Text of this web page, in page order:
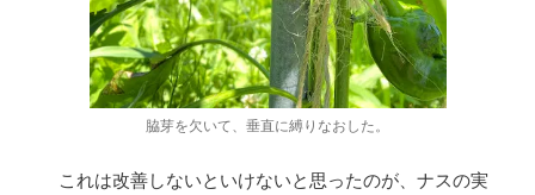
脇芽を欠いて、垂直に縛りなおした。
これは改善しないといけないと思ったのが、ナスの実